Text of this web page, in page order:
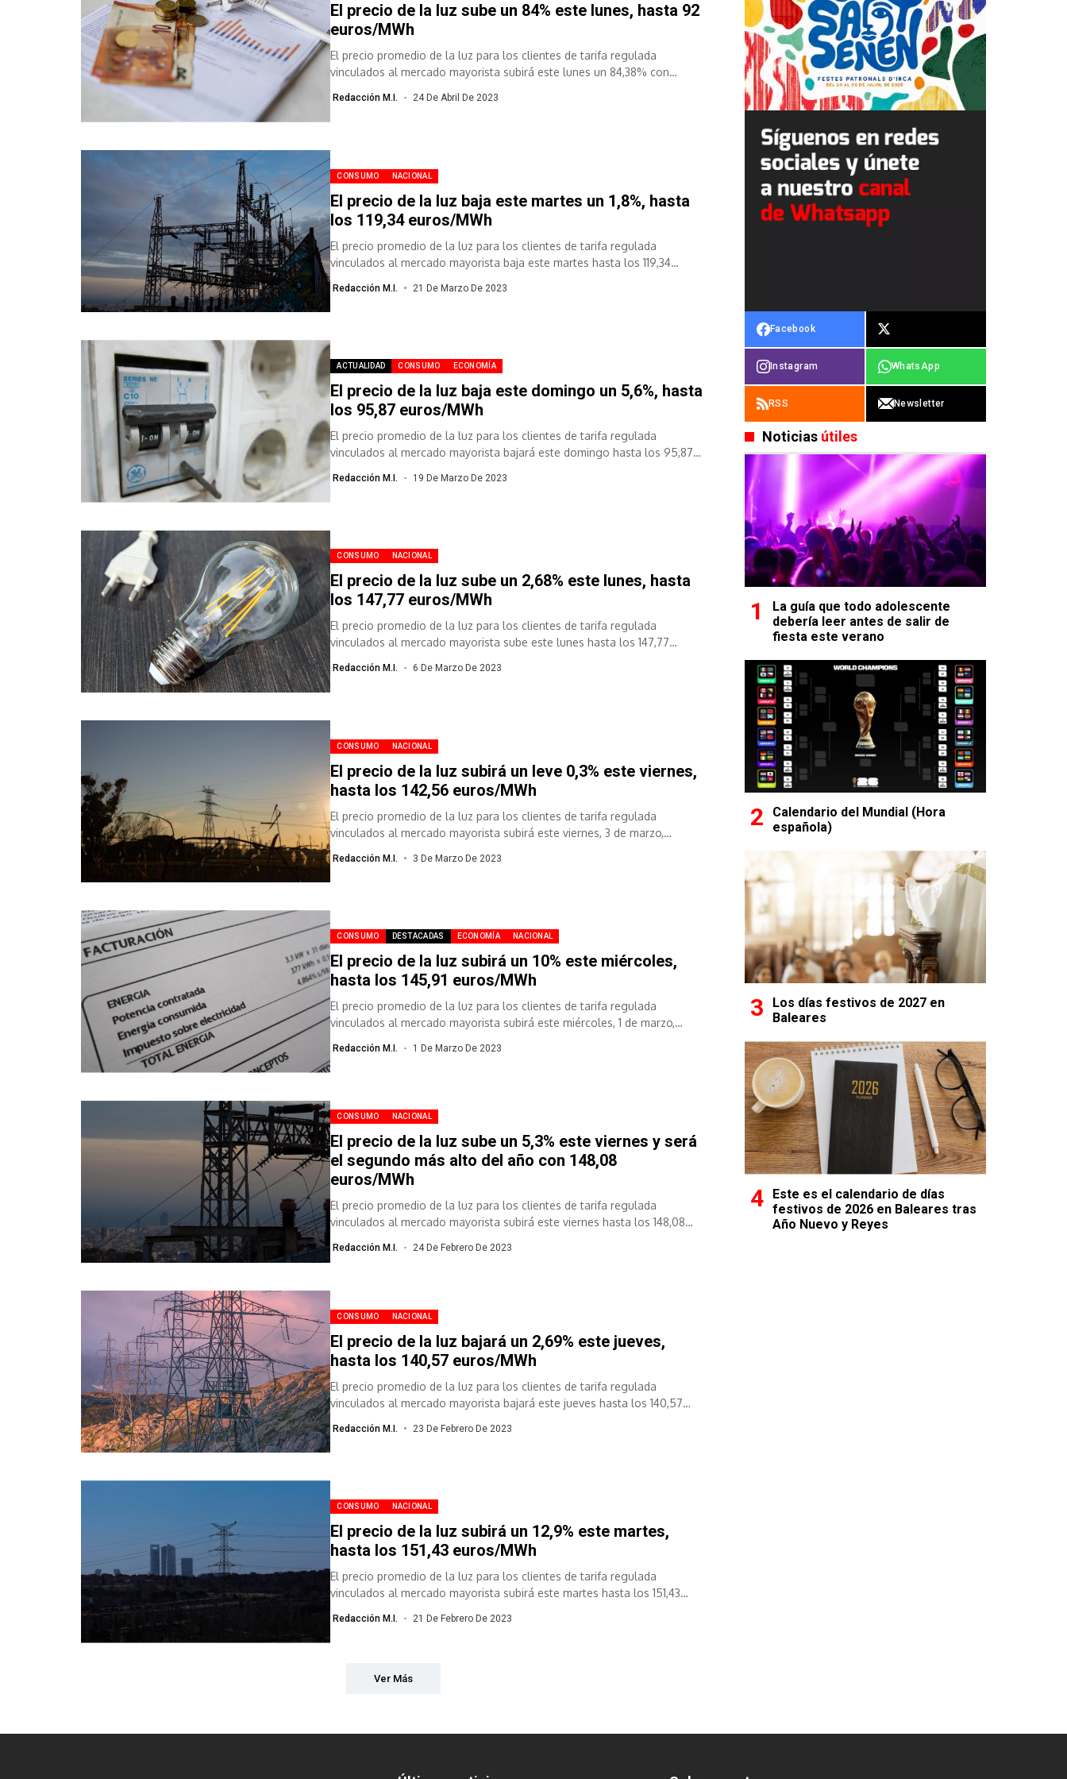
El precio de la luz sube un 84% este lunes, hasta 92
euros/MWh
El precio promedio de la luz para los clientes de tarifa regulada
vinculados al mercado mayorista subirá este lunes un 84,38% con
Redacción M.I. 24 De Abril De 2023
CONSUMO NACIONAL
El precio de la luz baja este martes un 1,8%, hasta
los 119,34 euros/MWh
El precio promedio de la luz para los clientes de tarifa regulada
vinculados al mercado mayorista baja este martes hasta los 119,34
Redacción M.I. 21 De Marzo De 2023
ACTUALIDAD CONSUMO ECONOMÍA
El precio de la luz baja este domingo un 5,6%, hasta
los 95,87 euros/MWh
El precio promedio de la luz para los clientes de tarifa regulada
vinculados al mercado mayorista bajará este domingo hasta los 95,87
Redacción M.I. 19 De Marzo De 2023
CONSUMO NACIONAL
El precio de la luz sube un 2,68% este lunes, hasta
los 147,77 euros/MWh
El precio promedio de la luz para los clientes de tarifa regulada
vinculados al mercado mayorista sube este lunes hasta los 147,77
Redacción M.I. 6 De Marzo De 2023
CONSUMO NACIONAL
El precio de la luz subirá un leve 0,3% este viernes,
hasta los 142,56 euros/MWh
El precio promedio de la luz para los clientes de tarifa regulada
vinculados al mercado mayorista subirá este viernes, 3 de marzo,
Redacción M.I. 3 De Marzo De 2023
CONSUMO DESTACADAS ECONOMÍA NACIONAL
El precio de la luz subirá un 10% este miércoles,
hasta los 145,91 euros/MWh
El precio promedio de la luz para los clientes de tarifa regulada
vinculados al mercado mayorista subirá este miércoles, 1 de marzo,
Redacción M.I. 1 De Marzo De 2023
CONSUMO NACIONAL
El precio de la luz sube un 5,3% este viernes y será
el segundo más alto del año con 148,08
euros/MWh
El precio promedio de la luz para los clientes de tarifa regulada
vinculados al mercado mayorista subirá este viernes hasta los 148,08
Redacción M.I. 24 De Febrero De 2023
CONSUMO NACIONAL
El precio de la luz bajará un 2,69% este jueves,
hasta los 140,57 euros/MWh
El precio promedio de la luz para los clientes de tarifa regulada
vinculados al mercado mayorista bajará este jueves hasta los 140,57
Redacción M.I. 23 De Febrero De 2023
CONSUMO NACIONAL
El precio de la luz subirá un 12,9% este martes,
hasta los 151,43 euros/MWh
El precio promedio de la luz para los clientes de tarifa regulada
vinculados al mercado mayorista subirá este martes hasta los 151,43
Redacción M.I. 21 De Febrero De 2023
Ver Más
Facebook
Instagram WhatsApp
RSS Newsletter
Noticias útiles
La guía que todo adolescente
debería leer antes de salir de
fiesta este verano
Calendario del Mundial (Hora
española)
Los días festivos de 2027 en
Baleares
Este es el calendario de días
festivos de 2026 en Baleares tras
Año Nuevo y Reyes